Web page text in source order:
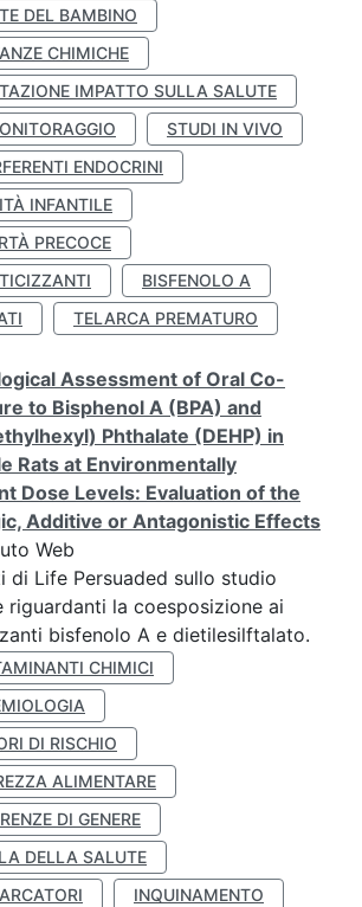
DEL BAMBINO
CHIMICHE
IMPATTO SULLA SALUTE
STUDI IN VIVO
ENDOCRINI
INFANTILE
PRECOCE
BISFENOLO A
TELARCA PREMATURO
Assessment of Oral Co-
to Bisphenol A (BPA) and
Phthalate (DEHP) in
Rats at Environmentally
Dose Levels: Evaluation of the
Additive or Antagonistic Effects
Web
di Life Persuaded sullo studio
riguardanti la coesposizione ai
bisfenolo A e dietilesilftalato.
CHIMICI
DI RISCHIO
ALIMENTARE
DI GENERE
DELLA SALUTE
INQUINAMENTO